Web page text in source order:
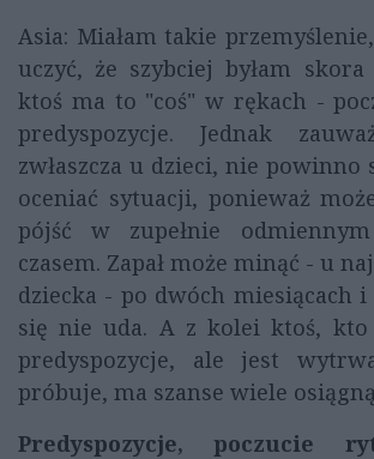
Asia: Miałam takie
uczyć, że szybciej byłam
ktoś ma to "coś" w rękach -
predyspozycje. Jednak
zwłaszcza u dzieci, nie powinno
oceniać sytuacji, ponieważ
pójść w zupełnie
czasem. Zapał może minąć - u
dziecka - po dwóch miesiącach
się nie uda. A z kolei ktoś, kto
predyspozycje, ale jest
próbuje, ma szanse wiele
Predyspozycje, poczucie